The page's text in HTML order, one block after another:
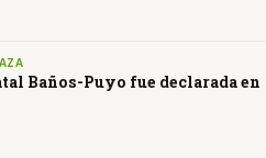
Baños-Puyo fue declarada en